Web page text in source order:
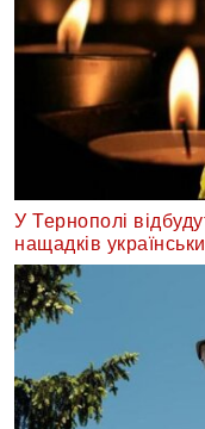
У Тернополі
нащадків